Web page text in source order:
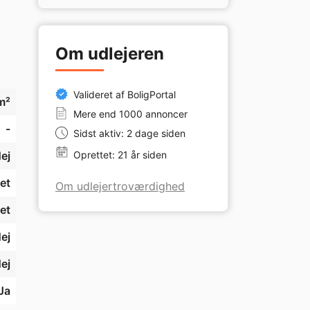
-
Om udlejeren
Valideret af BoligPortal
Mere end 1000 annoncer
Sidst aktiv: 2 dage siden
Oprettet: 21 år siden
Om udlejertroværdighed